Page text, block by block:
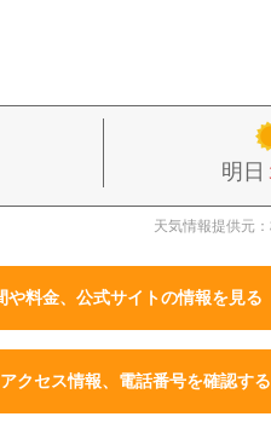
明日
天気情報提供元
や料金、公式サイトの情報を見る
クセス情報、電話番号を確認する